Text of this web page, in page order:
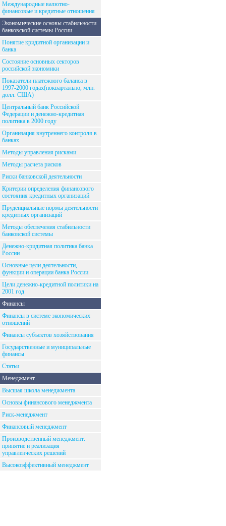
Международные валютно-
финансовые и кредитные отношения
Экономические основы стабильности
банковской системы России
Понятие кридитной организации и
банка
Состояние основных секторов
российской экономики
Показатели платежного баланса в
1997-2000 годах(поквартально, млн.
долл. США)
Центральный банк Российской
Федерации и денежно-кредитная
политика в 2000 году
Организация внутреннего контроля в
банках
Методы управления рисками
Методы расчета рисков
Риски банковской деятельности
Критерии определения финансового
состояния кредитных организаций
Пруденциальные нормы деятельности
кредитных организаций
Методы обеспечения стабильности
банковской системы
Денежно-кридитная политика банка
России
Основные цели деятельности,
функции и операции банка России
Цели денежно-кредитной политики на
2001 год
Финансы
Финансы в системе экономических
отношений
Финансы субъектов хозяйствования
Государственные и муниципальные
финансы
Статьи
Менеджмент
Высшая школа менеджмента
Основы финансового менеджмента
Риск-менеджмент
Финансовый менеджмент
Производственный менеджмент:
принятие и реализация
управленческих решений
Высокоэффективный менеджмент